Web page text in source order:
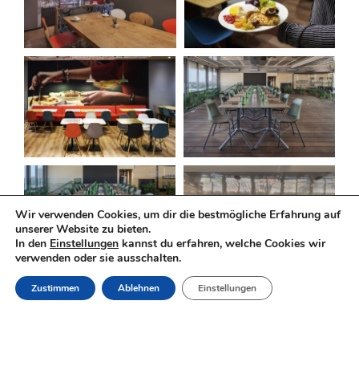
RESERVIERUNG
Wir verwenden Cookies, um dir die bestmögliche Erfahrung auf
unserer Website zu bieten.
In den Einstellungen kannst du erfahren, welche Cookies wir
verwenden oder sie ausschalten.
Zustimmen Ablehnen Einstellungen